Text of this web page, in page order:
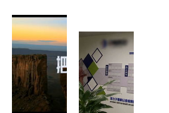
告条例》教
你如何免受
广告侵扰！
企业管理咨
询服务
告业的十位
风云人物